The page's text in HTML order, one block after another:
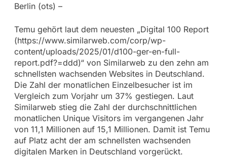
Berlin (ots) –
Temu gehört laut dem neuesten „Digital 100 Report
(https://www.similarweb.com/corp/wp-
content/uploads/2025/01/d100-ger-en-full-
report.pdf?=ddd)“ von Similarweb zu den zehn am
schnellsten wachsenden Websites in Deutschland.
Die Zahl der monatlichen Einzelbesucher ist im
Vergleich zum Vorjahr um 37% gestiegen. Laut
Similarweb stieg die Zahl der durchschnittlichen
monatlichen Unique Visitors im vergangenen Jahr
von 11,1 Millionen auf 15,1 Millionen. Damit ist Temu
auf Platz acht der am schnellsten wachsenden
digitalen Marken in Deutschland vorgerückt.